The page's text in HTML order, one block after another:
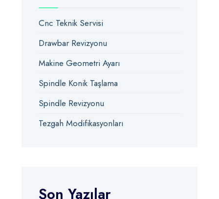
Cnc Teknik Servisi
Drawbar Revizyonu
Makine Geometri Ayarı
Spindle Konik Taşlama
Spindle Revizyonu
Tezgah Modifikasyonları
Son Yazılar